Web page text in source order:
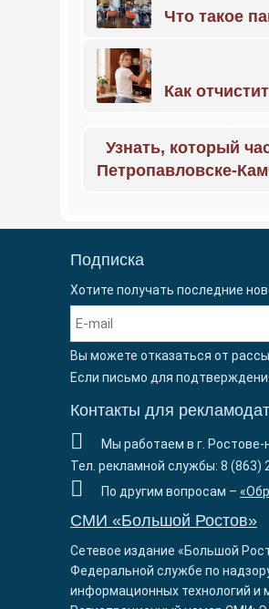
Что такое
Как
Узнать, который
Петропавловске-
Подписка
Хотите получать последние
Вы можете отказаться от
Если письмо для
Контакты для
Мы работаем в г.
Тел. рекламной службы: 8 (863)
По другим вопросам –
СМИ «Большой Ростов»
Сетевое издание «Большой
Федеральной службе по
информационных технологий и